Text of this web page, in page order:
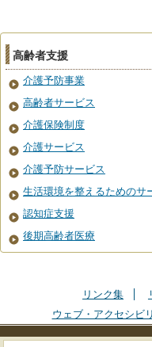
高齢者支援
介護予防事業
高齢者サービス
介護保険制度
介護サービス
介護予防サービス
生活環境を整えるためのサ
認知症支援
後期高齢者医療
リンク集
ウェブ・アクセシビ